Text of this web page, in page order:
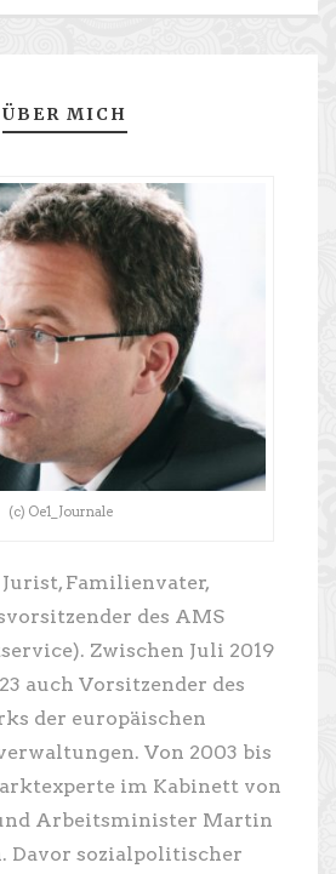
ÜBER MICH
(c) Oe1_Journale
Familienvater,
des AMS
Zwischen Juli 2019
auch Vorsitzender des
der europäischen
Von 2003 bis
im Kabinett von
Arbeitsminister Martin
Davor sozialpolitischer